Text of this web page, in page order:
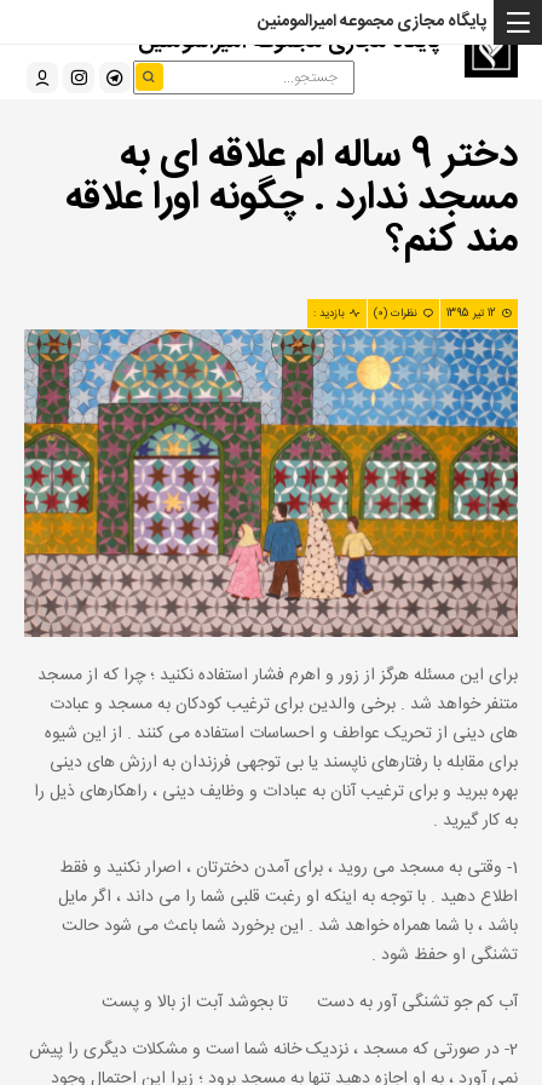
پایگاه مجازی مجموعه امیرالمومنین
پایگاه مجازی مجموعه امیرالمومنین
دختر 9 ساله ام علاقه ای به
مسجد ندارد . چگونه اورا علاقه
مند کنم؟
12 تیر 1395 نظرات (0) بازدید :
برای این مسئله هرگز از زور و اهرم فشار استفاده نکنید ؛ چرا که از مسجد
متنفر خواهد شد . برخی والدین برای ترغیب کودکان به مسجد و عبادت
های دینی از تحریک عواطف و احساسات استفاده می کنند . از این شیوه
برای مقابله با رفتارهای ناپسند یا بی توجهی فرزندان به ارزش های دینی
بهره ببرید و برای ترغیب آنان به عبادات و وظایف دینی ، راهکارهای ذیل را
به کار گیرید .
1- وقتی به مسجد می روید ، برای آمدن دخترتان ، اصرار نکنید و فقط
اطلاع دهید . با توجه به اینکه او رغبت قلبی شما را می داند ، اگر مایل
باشد ، با شما همراه خواهد شد . این برخورد شما باعث می شود حالت
تشنگی او حفظ شود .
آب کم جو تشنگی آور به دست تا بجوشد آبت از بالا و پست
2- در صورتی که مسجد ، نزدیک خانه شما است و مشکلات دیگری را پیش
نمی آورد ، به او اجازه دهید تنها به مسجد برود ؛ زیرا این احتمال وجود